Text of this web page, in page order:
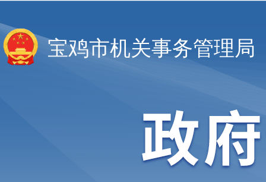
宝鸡市机关事务管理局